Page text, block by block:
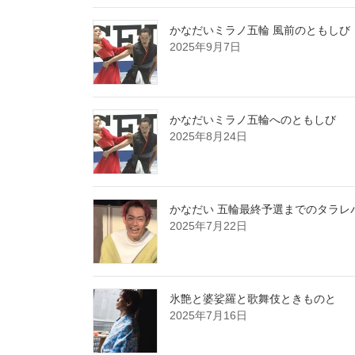
かなだいミラノ五輪 風前のともしび
2025年9月7日
かなだいミラノ五輪へのともしび
2025年8月24日
かなだい 五輪最終予選までのタラレ
2025年7月22日
氷艶と婆娑羅と歌舞伎ときものと
2025年7月16日